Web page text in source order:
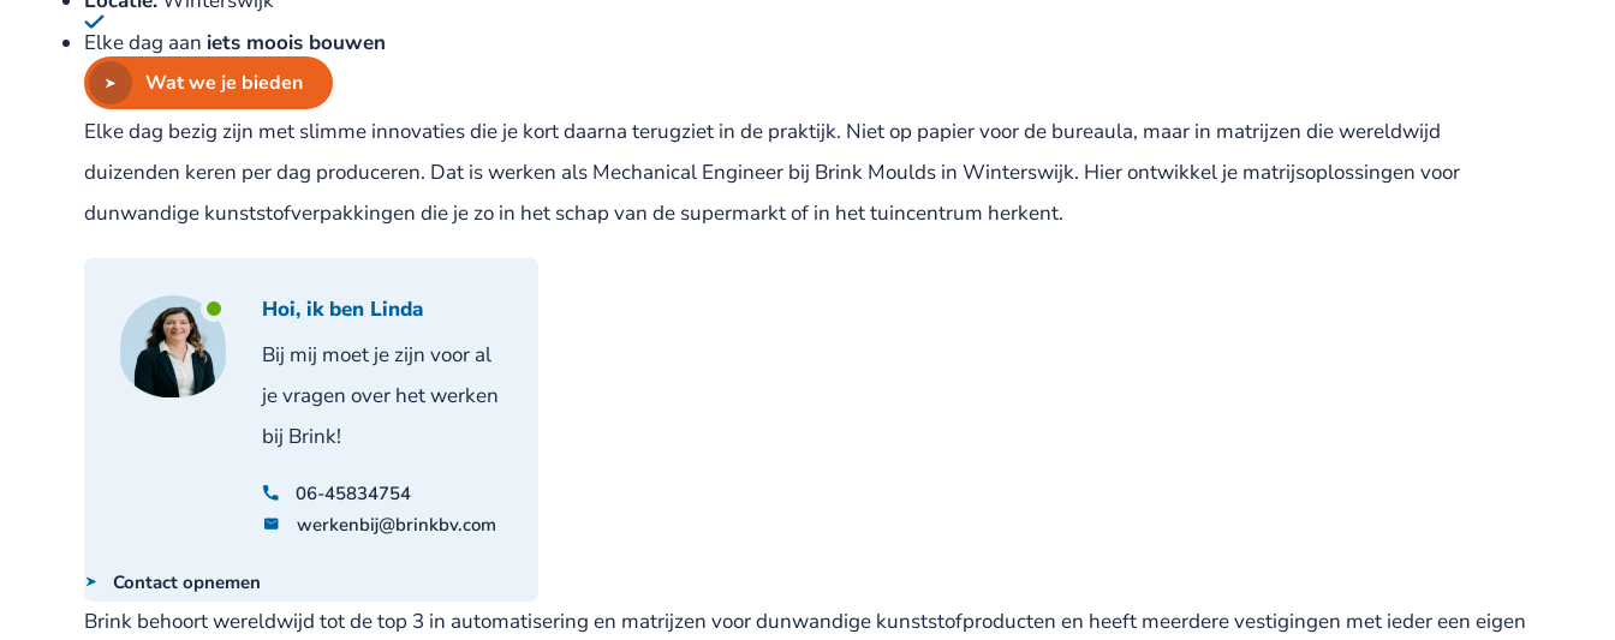
Elke dag aan iets moois bouwen
Wat we je bieden
Elke dag bezig zijn met slimme innovaties die je kort daarna terugziet in de praktijk. Niet op papier voor de bureaula, maar in matrijzen die wereldwijd
duizenden keren per dag produceren. Dat is werken als Mechanical Engineer bij Brink Moulds in Winterswijk. Hier ontwikkel je matrijsoplossingen voor
dunwandige kunststofverpakkingen die je zo in het schap van de supermarkt of in het tuincentrum herkent.
Hoi, ik ben Linda
Bij mij moet je zijn voor al
je vragen over het werken
bij Brink!
06-45834754
werkenbij@brinkbv.com
Contact opnemen
Brink behoort wereldwijd tot de top 3 in automatisering en matrijzen voor dunwandige kunststofproducten en heeft meerdere vestigingen met ieder een eigen